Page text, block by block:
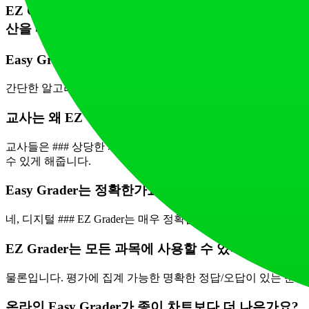
EZ Grader(Easy Grader)는 등급 계산을 자동화하
산을 대체합니다.
Easy Grader는 어떻게 작동하나요?
간단한 알고리즘을 통해 작동합니다. 평가의 총 문제 수와 오
교사는 왜 EZ Grader를 사용해야 하나요?
교사들은 ### 상당한 시간을 절약하고 ### 계산 오류를 제거
수 있게 해줍니다.
Easy Grader는 정확한가요?
네, 디지털 ### EZ Grader는 매우 정확합니다. 매번 정확한 수
EZ Grader는 모든 과목에 사용할 수 있나요?
물론입니다. 평가에 집계 가능한 명확한 정답/오답이 있는 문